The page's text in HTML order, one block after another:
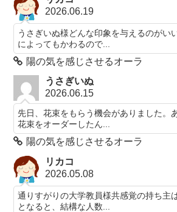
2026.06.19
うさぎいぬ様どんな印象を与えるのがい
によってもかわるので...
陽の気を感じさせるオーラ
うさぎいぬ
2026.06.15
先日、花束をもらう機会がありました。
花束をオーダーしたん...
陽の気を感じさせるオーラ
リカコ
2026.05.08
通りすがりの大学教員様共感覚の持ち主
となると、結構な人数...